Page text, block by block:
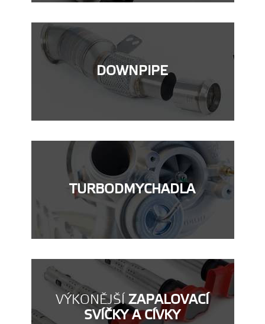
DOWNPIPE
TURBODMYCHADLA
VÝKONĚJŠÍZAPALOVACÍ
SVÍČKY A CÍVKY